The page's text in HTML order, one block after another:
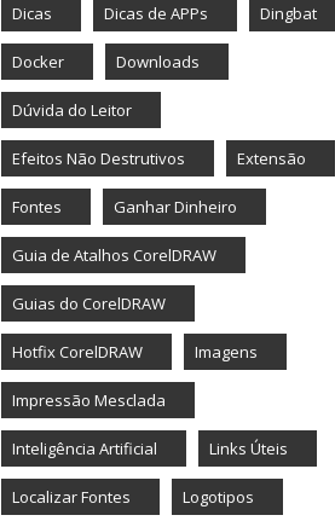
Dicas Dicas de APPs Dingbat
Docker Downloads
Dúvida do Leitor
Efeitos Não Destrutivos Extensão
Fontes Ganhar Dinheiro
Guia de Atalhos CorelDRAW
Guias do CorelDRAW
Hotfix CorelDRAW Imagens
Impressão Mesclada
Inteligência Artificial Links Úteis
Localizar Fontes Logotipos